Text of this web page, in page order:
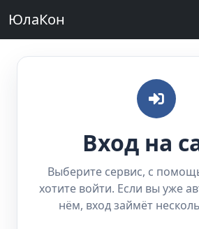
ЮлаКон
Вход на
Выберите сервис, с
хотите войти. Если вы уже
нём, вход займёт